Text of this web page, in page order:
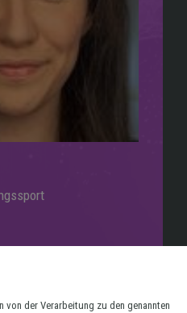
von der Verarbeitung zu den genannten